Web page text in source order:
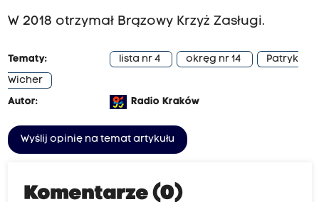
W 2018 otrzymał Brązowy Krzyż Zasługi.
Tematy: lista nr 4 okręg nr 14
Patryk
Wicher
Autor:
Radio Kraków
Wyślij opinię na temat artykułu
Komentarze (0)